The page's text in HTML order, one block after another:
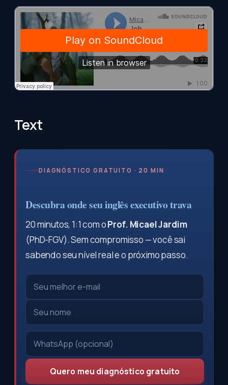
Text
DIAGNÓSTICO GRATUITO · 20 MIN
Descubra onde seu inglês executivo trava
20 minutos, 1:1 com oProf. Micael Jardim
(PhD-FGV). Sem compromisso — você sai
sabendo seu nível real e o próximo passo.
Quero meu diagnóstico gratuito